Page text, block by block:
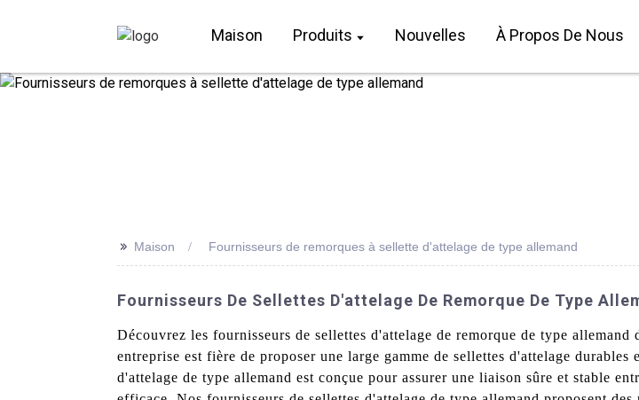
Maison Produits Nouvelles À Propos De Nous
>> Maison Fournisseurs de remorques à sellette d'attelage de type allemand
Fournisseurs De Sellettes D'attelage De Remorque De Type
Découvrez les fournisseurs de sellettes d'attelage de remorque de type
entreprise est fière de proposer une large gamme de sellettes d'attelage
d'attelage de type allemand est conçue pour assurer une liaison sûre et stable